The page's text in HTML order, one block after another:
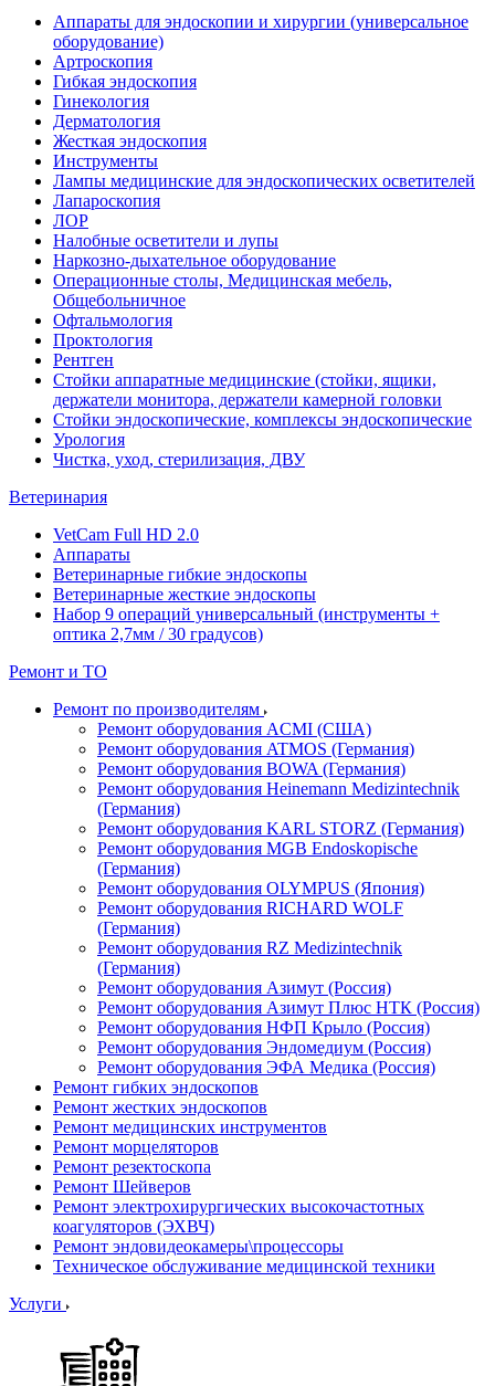
Аппараты для эндоскопии и хирургии (универсальное
оборудование)
Артроскопия
Гибкая эндоскопия
Гинекология
Дерматология
Жесткая эндоскопия
Инструменты
Лампы медицинские для эндоскопических осветителей
Лапароскопия
ЛОР
Налобные осветители и лупы
Наркозно-дыхательное оборудование
Операционные столы, Медицинская мебель,
Общебольничное
Офтальмология
Проктология
Рентген
Стойки аппаратные медицинские (стойки, ящики,
держатели монитора, держатели камерной головки
Стойки эндоскопические, комплексы эндоскопические
Урология
Чистка, уход, стерилизация, ДВУ
Ветеринария
VetCam Full HD 2.0
Аппараты
Ветеринарные гибкие эндоскопы
Ветеринарные жесткие эндоскопы
Набор 9 операций универсальный (инструменты +
оптика 2,7мм / 30 градусов)
Ремонт и ТО
Ремонт по производителям
Ремонт оборудования ACMI (США)
Ремонт оборудования ATMOS (Германия)
Ремонт оборудования BOWA (Германия)
Ремонт оборудования Heinemann Medizintechnik
(Германия)
Ремонт оборудования KARL STORZ (Германия)
Ремонт оборудования MGB Endoskopische
(Германия)
Ремонт оборудования OLYMPUS (Япония)
Ремонт оборудования RICHARD WOLF
(Германия)
Ремонт оборудования RZ Medizintechnik
(Германия)
Ремонт оборудования Азимут (Россия)
Ремонт оборудования Азимут Плюс НТК (Россия)
Ремонт оборудования НФП Крыло (Россия)
Ремонт оборудования Эндомедиум (Россия)
Ремонт оборудования ЭФА Медика (Россия)
Ремонт гибких эндоскопов
Ремонт жестких эндоскопов
Ремонт медицинских инструментов
Ремонт морцеляторов
Ремонт резектоскопа
Ремонт Шейверов
Ремонт электрохирургических высокочастотных
коагуляторов (ЭХВЧ)
Ремонт эндовидеокамеры\процессоры
Техническое обслуживание медицинской техники
Услуги